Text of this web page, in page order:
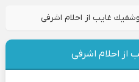
غايب از احلام اشرفی
از احلام اشرفی